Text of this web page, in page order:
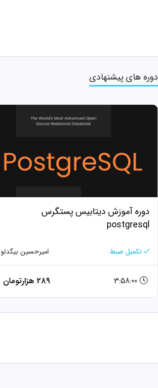
دوره های پیشنهادی
دوره آموزش دیتابیس پستگرس
postgresql
تکمیل ضبط امیرحسین بیگدلو
289 هزارتومان